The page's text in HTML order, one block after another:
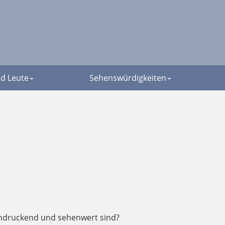
Leute Sehenswürdigkeiten
und sehenwert sind?